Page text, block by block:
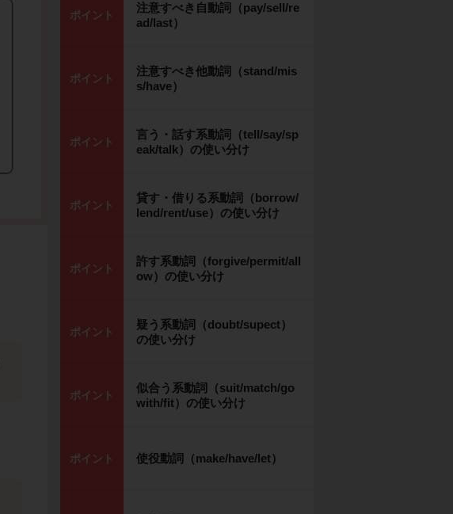
ポイント
注意すべき自動詞（pay/sell/re
ad/last）
ポイント
注意すべき他動詞（stand/mis
s/have）
ポイント
言う・話す系動詞（tell/say/sp
eak/talk）の使い分け
ポイント
貸す・借りる系動詞（borrow/
lend/rent/use）の使い分け
ポイント
許す系動詞（forgive/permit/all
ow）の使い分け
ポイント
疑う系動詞（doubt/supect）
の使い分け
ポイント
似合う系動詞（suit/match/go
with/fit）の使い分け
ポイント 使役動詞（make/have/let）